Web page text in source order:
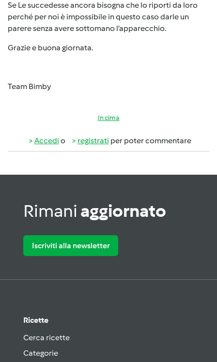
Se Le succedesse ancora bisogna che lo riporti da loro
perché per noi è impossibile in questo caso darle un
parere senza avere sottomano l’apparecchio.
Grazie e buona giornata.
Team Bimby
In cima
Accedi o registrati per poter commentare
Rimani aggiornato
Iscriviti alla newsletter
Ricette
Cerca ricette
Categorie